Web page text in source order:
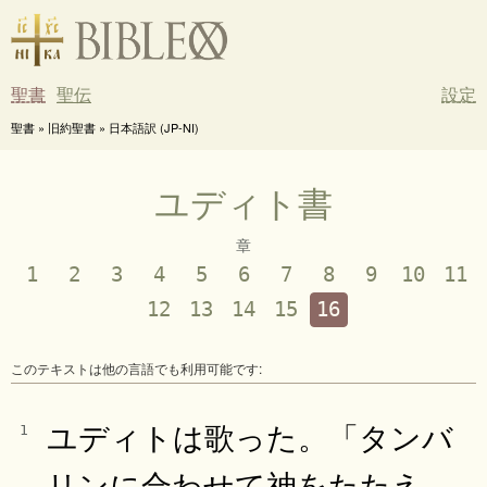
聖書 聖伝 設定
聖書 » 旧約聖書 » 日本語訳 (JP-NI)
ユディト書
章
1 2 3 4 5 6 7 8 9 10
11
12
13 14 15 16
このテキストは他の言語でも利用可能です:
1
ユディトは歌った。「タンバ